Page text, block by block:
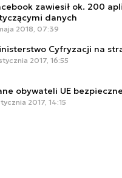
zawiesił ok. 200
danych
2018, 07:39
Cyfryzacji na
2017, 16:55
obywateli UE
2017, 14:15